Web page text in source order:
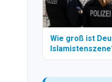
Wie groß ist